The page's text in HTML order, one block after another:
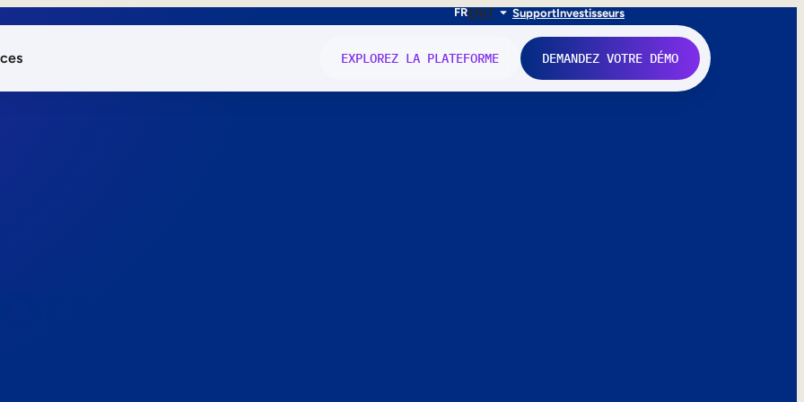
FRENIT SupportInvestisseurs
EXPLOREZ LA PLATEFORME DEMANDEZ VOTRE DÉMO